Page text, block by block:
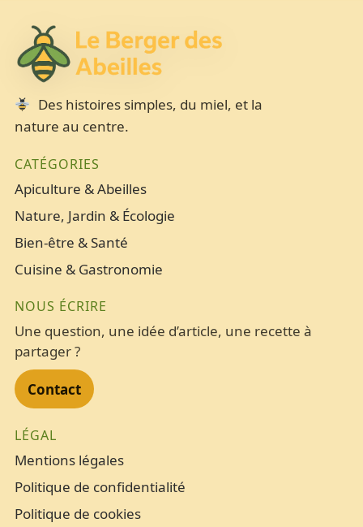
Des histoires simples, du miel, et la
nature au centre.
CATÉGORIES
Apiculture & Abeilles
Nature, Jardin & Écologie
Bien-être & Santé
Cuisine & Gastronomie
NOUS ÉCRIRE
Une question, une idée d’article, une recette à
partager ?
Contact
LÉGAL
Mentions légales
Politique de confidentialité
Politique de cookies